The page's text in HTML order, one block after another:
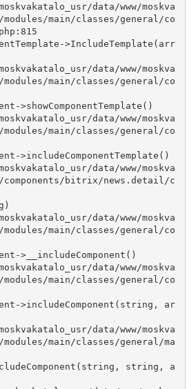
main/classes/general/co
>IncludeTemplate(arr
main/classes/general/co
>showComponentTemplate()
main/classes/general/co
>includeComponentTemplate()
bitrix/news.detail/c
main/classes/general/co
>__includeComponent()
main/classes/general/co
>includeComponent(string, ar
main/classes/general/ma
string, a